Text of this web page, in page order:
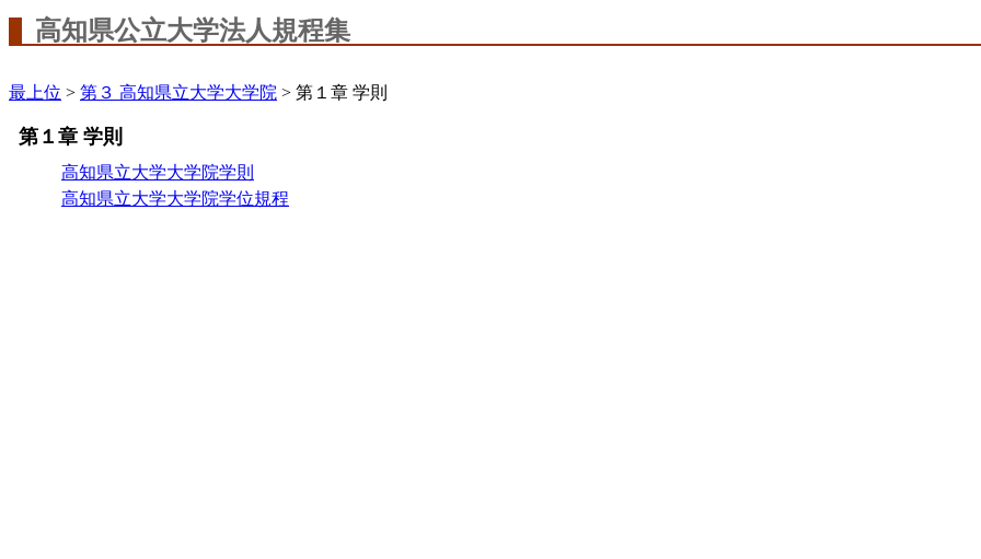
高知県公立大学法人規程集
最上位 > 第３ 高知県立大学大学院 > 第１章 学則
第１章 学則
高知県立大学大学院学則
高知県立大学大学院学位規程